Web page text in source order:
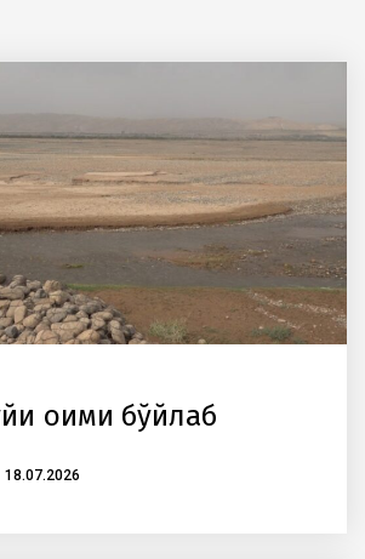
оқими бўйлаб
18.07.2026